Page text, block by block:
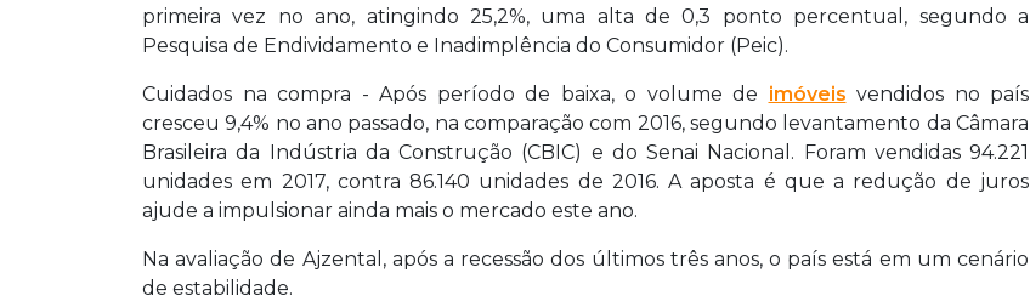
primeira vez no ano, atingindo 25,2%, uma alta de 0,3 ponto percentual, segundo a
Pesquisa de Endividamento e Inadimplência do Consumidor (Peic).
Cuidados na compra - Após período de baixa, o volume de imóveis vendidos no país
cresceu 9,4% no ano passado, na comparação com 2016, segundo levantamento da Câmara
Brasileira da Indústria da Construção (CBIC) e do Senai Nacional. Foram vendidas 94.221
unidades em 2017, contra 86.140 unidades de 2016. A aposta é que a redução de juros
ajude a impulsionar ainda mais o mercado este ano.
Na avaliação de Ajzental, após a recessão dos últimos três anos, o país está em um cenário
de estabilidade.